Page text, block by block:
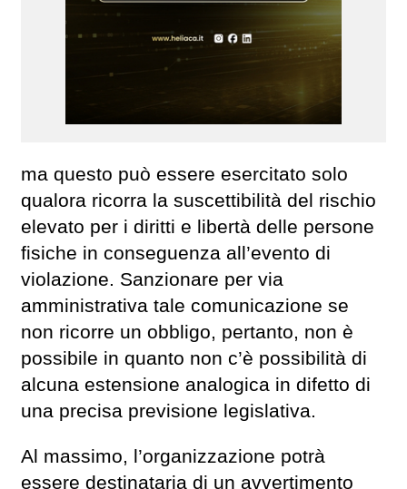
ma questo può essere esercitato solo
qualora ricorra la suscettibilità del rischio
elevato per i diritti e libertà delle persone
fisiche in conseguenza all’evento di
violazione. Sanzionare per via
amministrativa tale comunicazione se
non ricorre un obbligo, pertanto, non è
possibile in quanto non c’è possibilità di
alcuna estensione analogica in difetto di
una precisa previsione legislativa.
Al massimo, l’organizzazione potrà
essere destinataria di un avvertimento